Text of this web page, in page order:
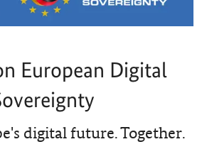
European Digital
digital future. Together.